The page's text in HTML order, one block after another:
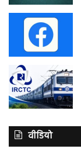
वीडियो